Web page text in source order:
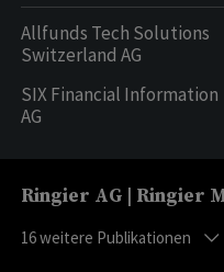
Allfunds Tech Solutions
Switzerland AG
SIX Financial Information
AG
Ringier AG | Ringier
16weitere Publikationen